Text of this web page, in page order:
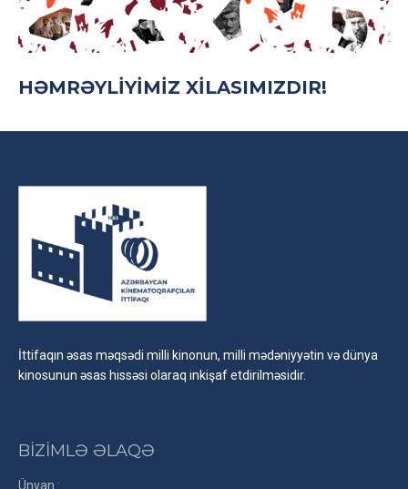
HƏMRƏYLIYIMIZ XILASIMIZDIR!
İttifaqın əsas məqsədi milli kinonun, milli mədəniyyətin və dünya
kinosunun əsas hissəsi olaraq inkişaf etdirilməsidir.
BİZİMLƏ ƏLAQƏ
Ünvan :